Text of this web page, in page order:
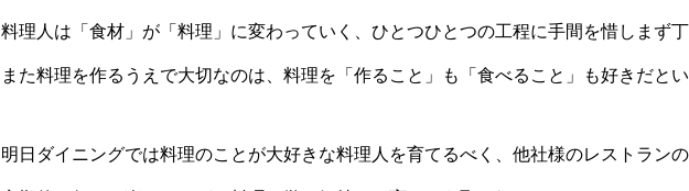
料理人は「食材」が「料理」に変わっていく、ひとつひとつの工程に手間を惜しまず
また料理を作るうえで大切なのは、料理を「作ること」も「食べること」も好きだと
明日ダイニングでは料理のことが大好きな料理人を育てるべく、他社様のレストラン